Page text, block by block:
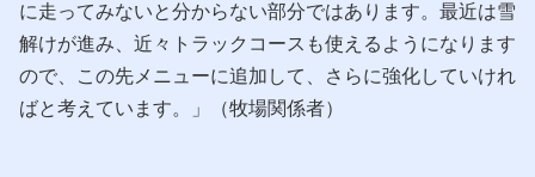
に走ってみないと分からない部分ではあります。最近は雪
解けが進み、近々トラックコースも使えるようになります
ので、この先メニューに追加して、さらに強化していけれ
ばと考えています。」（牧場関係者）